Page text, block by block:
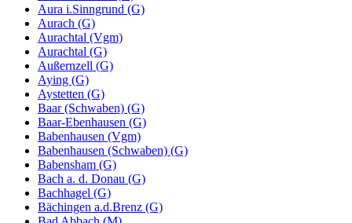
Aura i.Sinngrund (G)
Aurach (G)
Aurachtal (Vgm)
Aurachtal (G)
Außernzell (G)
Aying (G)
Aystetten (G)
Baar (Schwaben) (G)
Baar-Ebenhausen (G)
Babenhausen (Vgm)
Babenhausen (Schwaben) (G)
Babensham (G)
Bach a. d. Donau (G)
Bachhagel (G)
Bächingen a.d.Brenz (G)